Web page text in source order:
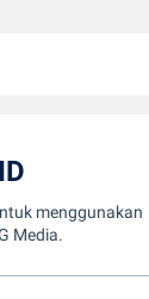
menggunakan
Media.